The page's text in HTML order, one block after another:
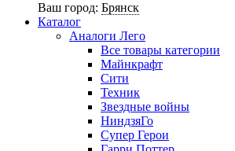
Ваш город: Брянск
Каталог
Аналоги Лего
Все товары категории
Майнкрафт
Сити
Техник
Звездные войны
НиндзяГо
Супер Герои